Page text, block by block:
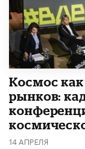
Космос
рынков:
14 АПРЕЛЯ